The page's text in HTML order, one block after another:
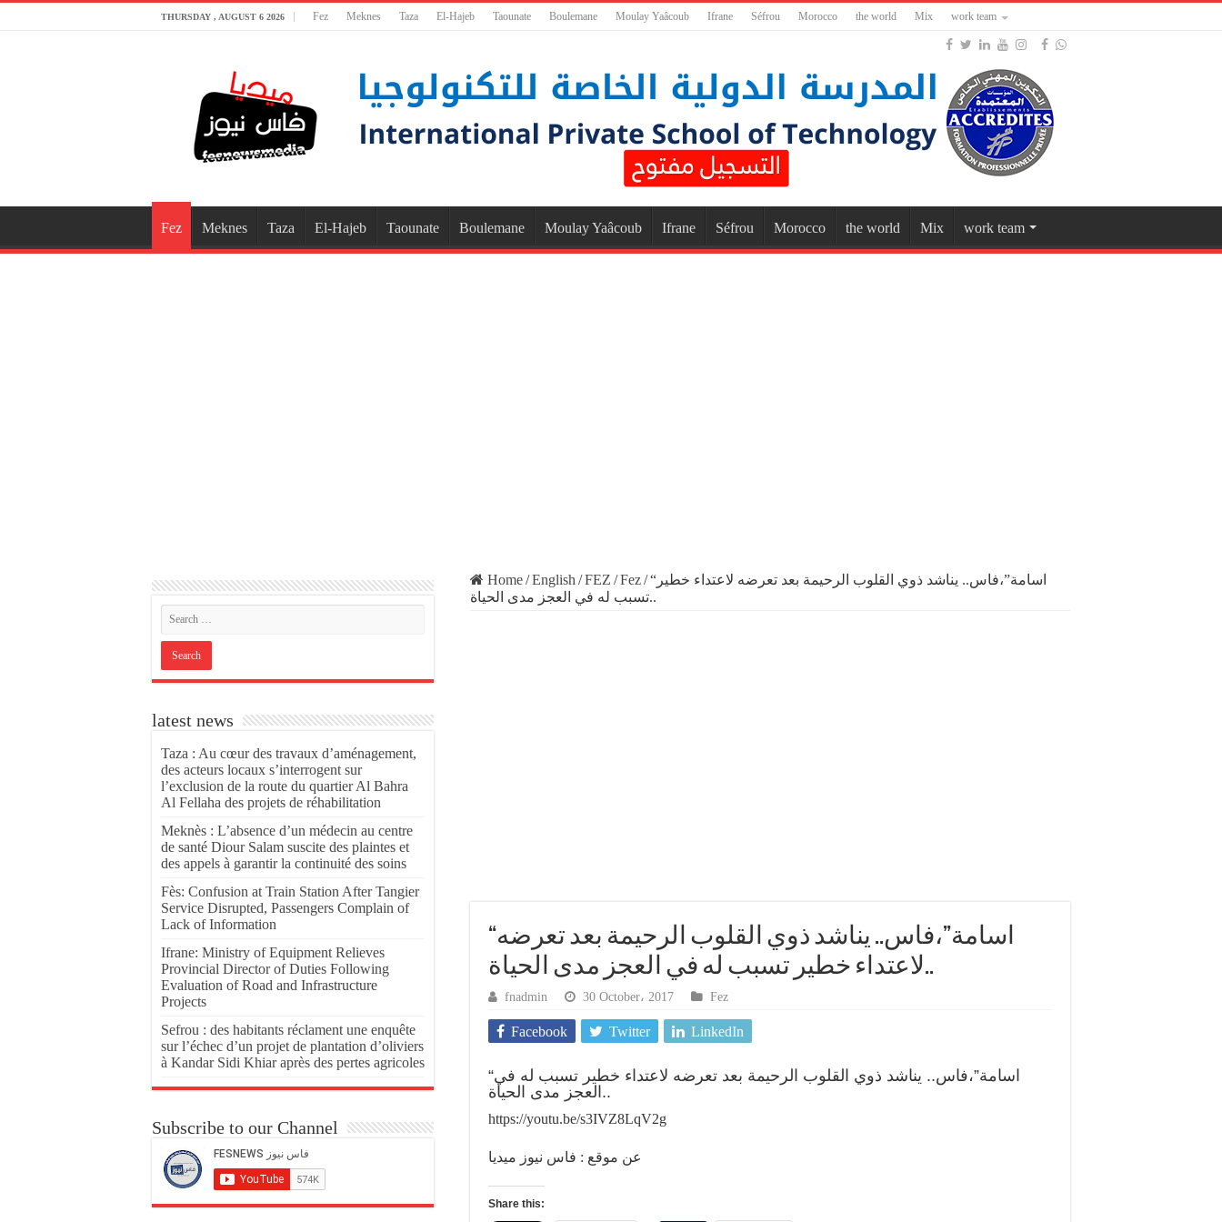
THURSDAY , AUGUST 6 2026 Fez Meknes Taza El-Hajeb Taounate Boulemane Moulay Yaâcoub Ifrane Séfrou Morocco the world Mix work team
Fez Meknes Taza El-Hajeb Taounate Boulemane Moulay Yaâcoub Ifrane Séfrou Morocco the world Mix work team
Home/English /FEZ /Fez/“اسامة”،فاس.. يناشد ذوي القلوب الرحيمة بعد تعرضه لاعتداء خطير
تسبب له في العجز مدى الحياة..
“اسامة”،فاس.. يناشد ذوي القلوب الرحيمة بعد تعرضه
لاعتداء خطير تسبب له في العجز مدى الحياة..
fnadmin 30 October، 2017 Fez
Facebook Twitter LinkedIn
“اسامة”،فاس.. يناشد ذوي القلوب الرحيمة بعد تعرضه لاعتداء خطير تسبب له في
العجز مدى الحياة..
https://youtu.be/s3IVZ8LqV2g
عن موقع : فاس نيوز ميديا
Share this:
latest news
Taza : Au cœur des travaux d’aménagement,
des acteurs locaux s’interrogent sur
l’exclusion de la route du quartier Al Bahra
Al Fellaha des projets de réhabilitation
Meknès : L’absence d’un médecin au centre
de santé Diour Salam suscite des plaintes et
des appels à garantir la continuité des soins
Fès: Confusion at Train Station After Tangier
Service Disrupted, Passengers Complain of
Lack of Information
Ifrane: Ministry of Equipment Relieves
Provincial Director of Duties Following
Evaluation of Road and Infrastructure
Projects
Sefrou : des habitants réclament une enquête
sur l’échec d’un projet de plantation d’oliviers
à Kandar Sidi Khiar après des pertes agricoles
Subscribe to our Channel